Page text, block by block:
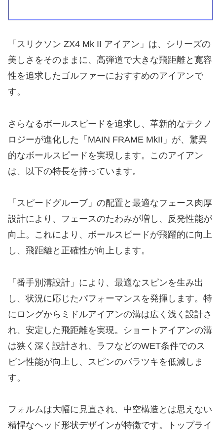
「スリクソン ZX4 Mk II アイアン」は、シリーズの
美しさをそのままに、高弾道で大きな飛距離と寛容
性を追求したゴルファーにおすすめのアイアンで
す。
さらなるボールスピードを追求し、革新的なテクノ
ロジーが進化した「MAIN FRAME MkII」が、驚異
的なボールスピードを実現します。このアイアン
は、以下の特長を持っています。
「スピードグルーブ」の配置と最適なフェース肉厚
設計により、フェースのたわみが増し、反発性能が
向上。これにより、ボールスピードが飛躍的に向上
し、飛距離と正確性が向上します。
​「番手別溝設計」により、最適なスピンを生み出
し、状況に応じたパフォーマンスを発揮します。特
にロングからミドルアイアンの溝は広く浅く設計さ
れ、安定した飛距離を実現。ショートアイアンの溝
は狭く深く設計され、ラフなどのWET条件でのス
ピン性能が向上し、スピンのバラツキを低減しま
す。
​フォルムは大幅に見直され、中空構造とは思えない
精悍なヘッド形状デザインが特徴です。トップライ